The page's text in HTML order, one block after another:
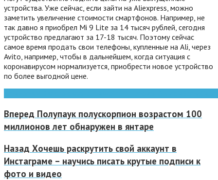
устройства. Уже сейчас, если зайти на Aliexpress, можно
заметить увеличение стоимости смартфонов. Например, не
так давно я приобрел Mi 9 Lite за 14 тысяч рублей, сегодня
устройство предлагают за 17-18 тысяч. Поэтому сейчас
самое время продать свои телефоны, купленные на Ali, через
Avito, например, чтобы в дальнейшем, когда ситуация с
коронавирусом нормализуется, приобрести новое устройство
по более выгодной цене.
Вперед Полупаук полускорпион возрастом 100
миллионов лет обнаружен в янтаре
Назад Хочешь раскрутить свой аккаунт в
Инстаграме – научись писать крутые подписи к
фото и видео